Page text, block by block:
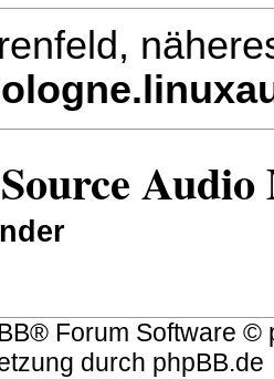
® Forum Software ©
durch phpBB.de